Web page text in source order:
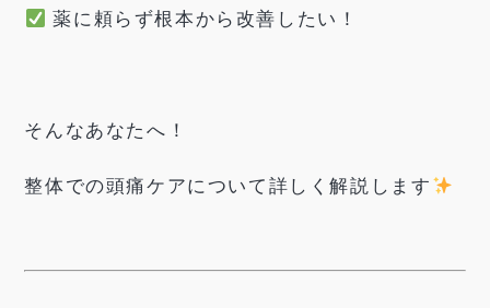
薬に頼らず根本から改善したい！
そんなあなたへ！
整体での頭痛ケアについて詳しく解説します